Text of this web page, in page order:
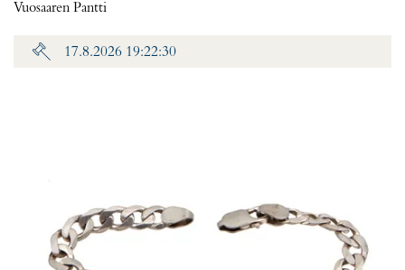
Vuosaaren Pantti
17.8.2026 19:22:30